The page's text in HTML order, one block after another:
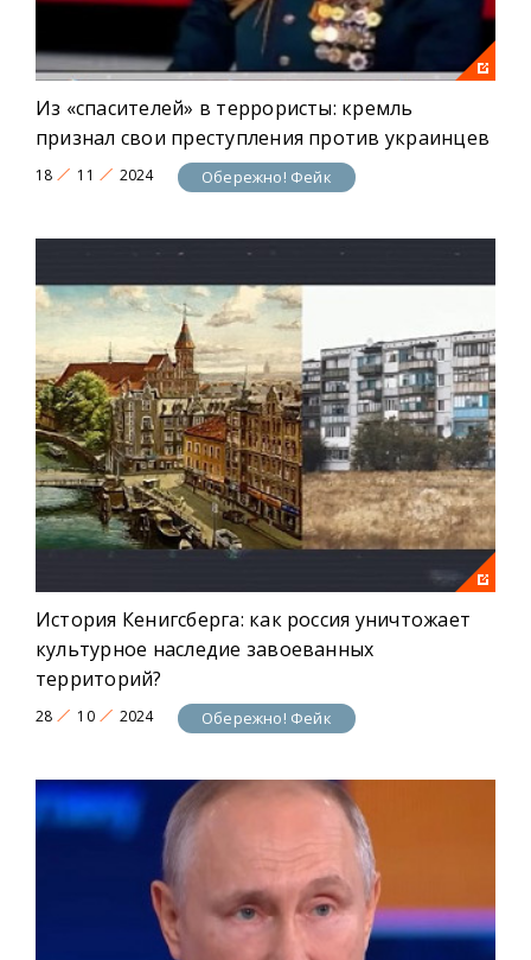
Из «спасителей» в террористы: кремль
признал свои преступления против украинцев
18 11 2024 Обережно! Фейк
История Кенигсберга: как россия уничтожает
культурное наследие завоеванных
территорий?
28 10 2024 Обережно! Фейк